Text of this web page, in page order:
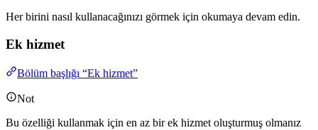
Her birini nasıl kullanacağınızı görmek için okumaya devam edin.
Ek hizmet
Bölüm başlığı “Ek hizmet”
Not
Bu özelliği kullanmak için en az bir ek hizmet oluşturmuş olmanız